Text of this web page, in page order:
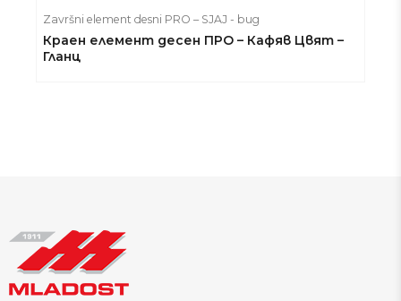
Završni element desni PRO – SJAJ - bug
Краен елемент десен ПРО – Кафяв Цвят –
Гланц